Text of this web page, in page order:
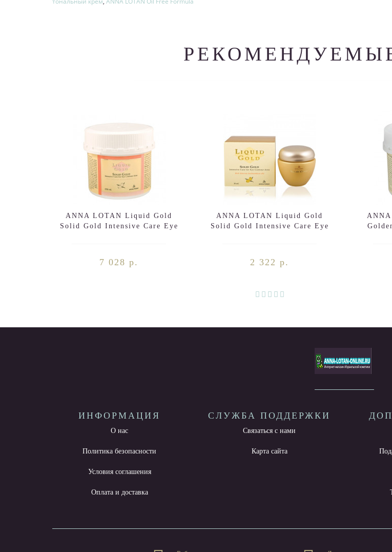
ANNA LOTAN Liquid Gold
Solid Gold Intensive Care Eye
7 028 р.
ANNA LOTAN Liquid Gold
Solid Gold Intensive Care Eye
2 322 р.
ИНФОРМАЦИЯ
О нас
Политика безопасности
Условия соглашения
Оплата и доставка
СЛУЖБА ПОДДЕРЖКИ
Связаться с нами
Карта сайта